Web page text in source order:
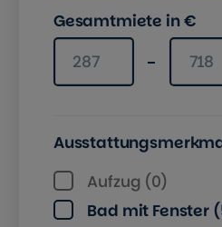
Gesamtmiete in €
Gesamtmiete in €
Aufzug (0)
Bad mit Fenster